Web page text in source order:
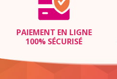
PAIEMENT EN LIGNE
100% SÉCURISÉ